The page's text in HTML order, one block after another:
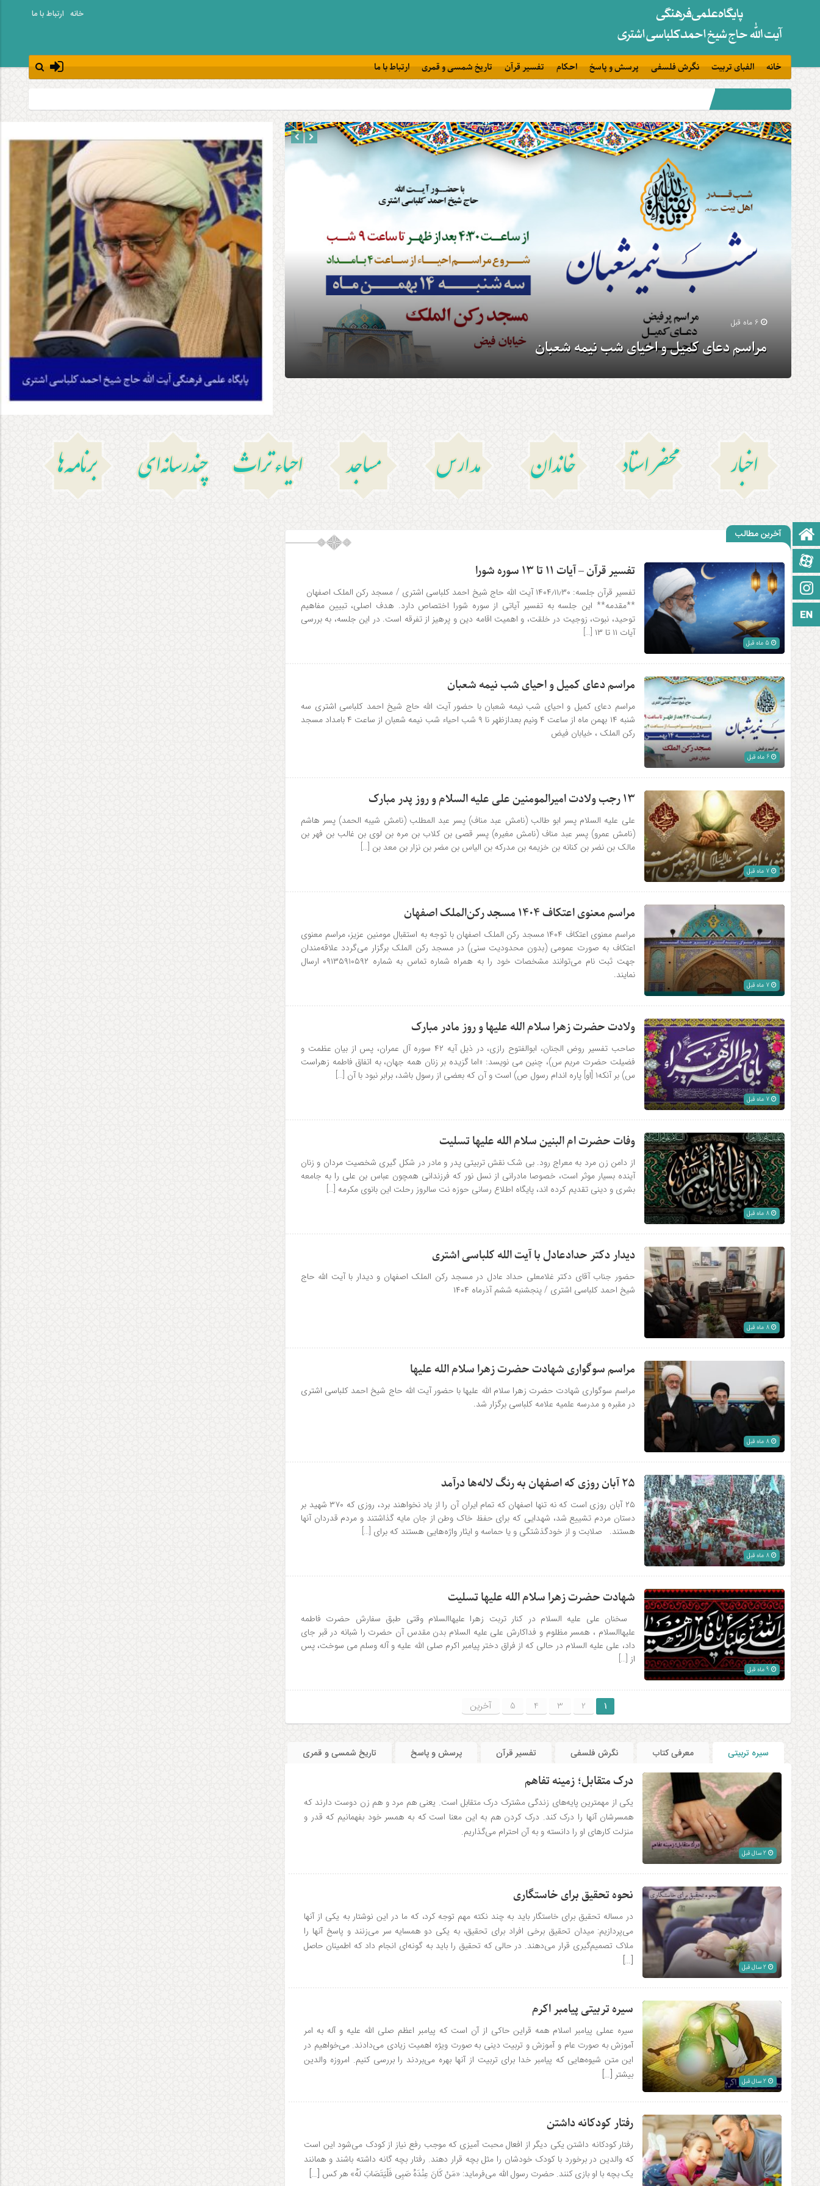
خانه ارتباط با ما
خانه الفبای تربیت نگرش فلسفی پرسش و پاسخ احکام تفسیر قرآن تاریخ شمسی و قمری ارتباط با ما
صفحه نخست
آپارات
اینستاگرام
زبان انگلیسی
مراسم دعای کمیل و احیای شب نیمه شعبان
اخبار محضر استاد خاندان مدارس مساجد احیاءتراث چندرسانه‌ای برنامه‌ها
آخرین مطالب
تفسیر قرآن – آیات ۱۱ تا ۱۳ سوره شورا
تفسیر قرآن جلسه: ۱۴۰۴٫۱۱٫۳۰ آیت الله حاج شیخ احمد کلباسی اشتری / مسجد رکن الملک اصفهان
**مقدمه** این جلسه به تفسیر آیاتی از سوره شورا اختصاص دارد. هدف اصلی، تبیین مفاهیم
توحید، نبوت، زوجیت در خلقت، و اهمیت اقامه دین و پرهیز از تفرقه است. در این جلسه، به بررسی
آیات ۱۱ تا ۱۳ […]
مراسم دعای کمیل و احیای شب نیمه شعبان
مراسم دعای کمیل و احیای شب نیمه شعبان با حضور آیت الله حاج شیخ احمد کلباسی اشتری سه
شنبه ۱۴ بهمن ماه از ساعت ۴ ونیم بعدازظهر نا ۹ شب احیاء شب نیمه شعبان از ساعت ۴ بامداد مسجد
رکن الملک ، خیابان فیض
۱۳ رجب ولادت امیرالمومنین علی علیه السلام و روز پدر مبارک
علی علیه السلام پسر ابو طالب (نامش عبد مناف) پسر عبد المطلب (نامش شیبه الحمد) پسر هاشم
(نامش عمرو) پسر عبد مناف (نامش مغیره) پسر قصی بن کلاب بن مره بن لوی بن غالب بن فهر بن
مالک بن نضر بن کنانه بن خزیمه بن مدرکه بن الیاس بن مضر بن نزار بن معد بن […]
مراسم معنوی اعتکاف ۱۴۰۴ مسجد رکن‌الملک اصفهان
مراسم معنوی اعتکاف ۱۴۰۴ مسجد رکن الملک اصفهان با توجه به استقبال مومنین عزیز، مراسم معنوی
اعتکاف به صورت عمومی (بدون محدودیت سنی) در مسجد رکن الملک برگزار می‌گردد علاقه‌مندان
جهت ثبت نام می‌توانند مشخصات خود را به همراه شماره تماس به شماره ۰۹۱۳۵۹۱۰۵۹۲ ارسال
نمایند.
ولادت حضرت زهرا سلام الله علیها و روز مادر مبارک
صاحب تفسیر روض الجنان، ابوالفتوح رازی، در ذیل آیه ۴۲ سوره آل عمران، پس از بیان عظمت و
فضیلت حضرت مریم س)، چنین می نویسد: «اما گزیده بر زنان همه جهان، به اتفاق فاطمه زهراست
س) بر آنکه۱ [او] پاره اندام رسول ص) است و آن که بعضی از رسول باشد، برابر نبود با آن […]
وفات حضرت ام البنین سلام الله علیها تسلیت
از دامن زن مرد به معراج رود. بی شک نقش تربیتی پدر و مادر در شکل گیری شخصیت مردان و زنان
آینده بسیار موثر است، خصوصا مادرانی از نسل نور که فرزندانی همچون عباس بن علی را به جامعه
بشری و دینی تقدیم کرده اند، پایگاه اطلاع رسانی حوزه نت سالروز رحلت این بانوی مکرمه […]
دیدار دکتر حدادعادل با آیت الله کلباسی اشتری
حضور جناب آقای دکتر غلامعلی حداد عادل در مسجد رکن الملک اصفهان و دیدار با آیت الله حاج
شیخ احمد کلباسی اشتری / پنجشنبه ششم آذرماه ۱۴۰۴
مراسم سوگواری شهادت حضرت زهرا سلام الله علیها
مراسم سوگواری شهادت حضرت زهرا سلام الله علیها با حضور آیت الله حاج شیخ احمد کلباسی اشتری
در مقبره و مدرسه علمیه علامه کلباسی برگزار شد.
۲۵ آبان روزی که اصفهان به رنگ لاله‌ها درآمد
۲۵ آبان روزی است که نه تنها اصفهان که تمام ایران آن را از یاد نخواهند برد، روزی که ۳۷۰ شهید بر
دستان مردم تشییع شد، شهدایی که برای حفظ خاک وطن از جان مایه گذاشتند و مردم قدردان آنها
هستند. صلابت و از خودگذشتگی و یا حماسه و ایثار واژه‌هایی هستند که برای […]
شهادت حضرت زهرا سلام الله علیها تسلیت
سخنان علی علیه السلام در کنار تربت زهرا علیهاالسلام وقتی طبق سفارش حضرت فاطمه
علیهاالسلام ، همسر مظلوم و فداکارش علی علیه السلام بدن مقدس آن حضرت را شبانه در قبر جای
داد، علی علیه السلام در حالی که از فراق دختر پیامبر اکرم صلی الله علیه و آله وسلم می سوخت، پس
از […]
1
2
3
4
5 آخرین
سیره تربیتی معرفی کتاب نگرش فلسفی تفسیر قرآن پرسش و پاسخ تاریخ شمسی و قمری
درک متقابل؛ زمینه تفاهم
یکی از مهمترین پایه‌های زندگی مشترک درک متقابل است. یعنی هم مرد و هم زن دوست دارند که
همسرشان آنها را درک کند. درک کردن هم به این معنا است که به همسر خود بفهمانیم که قدر و
منزلت کارهای او را دانسته و به آن احترام می‌گذاریم.
نحوه تحقیق برای خاستگاری
در مساله تحقیق برای خاستگار باید به چند نکته مهم توجه کرد، که ما در این نوشتار به یکی از آنها
می‌پردازیم: میدان تحقیق برخی افراد برای تحقیق، به یکی دو همسایه سر می‌زنند و پاسخ آنها را
ملاک تصمیم‌گیری قرار می‌دهند. در حالی که تحقیق را باید به گونه‌ای انجام داد که اطمینان حاصل
[…]
سیره تربیتی پیامبر اکرم
سیره عملی پیامبر اسلام همه قراین حاکی از آن است که پیامبر اعظم صلی الله علیه و آله به امر
آموزش به صورت عام و آموزش و تربیت دینی به صورت ویژه اهمیت زیادی می‌دادند. می‌خواهیم در
این متن شیوه‌هایی که پیامبر خدا برای تربیت از آنها بهره می‌بردند را بررسی کنیم. امروزه والدین
بیشتر […]
رفتار کودکانه داشتن
رفتار کودکانه داشتن یکی دیگر از افعال محبت آمیزی که موجب رفع نیاز از کودک می‌شود این است
که والدین در برخورد با کودک خودشان را مثل بچه قرار دهند. رفتار بچه گانه داشته باشند و همانند
یک بچه با او بازی کنند. حضرت رسول الله می‌فرماید: «مَنْ کَانَ عِنْدَهُ صَبِى فَلْیَتَصَابَ لَهُ» هر کس […]